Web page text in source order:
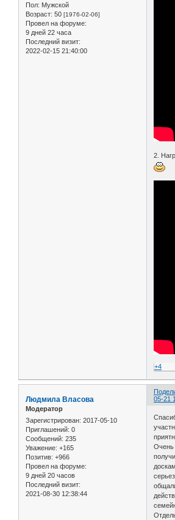
Пол: Мужской
Возраст: 50 [1976-02-06]
Провел на форуме:
9 дней 22 часа
Последний визит:
2022-02-15 21:40:00
2.
+4
05-21
Людмила Власова
Модератор
Зарегистрирован: 2017-05-10
Приглашений: 0
Сообщений: 235
Уважение: +165
Позитив: +966
Провел на форуме:
9 дней 20 часов
Последний визит:
2021-08-30 12:38:44
Очень